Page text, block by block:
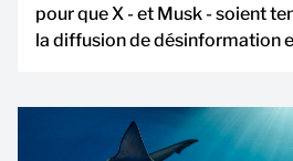
pour que X - et Musk - soient
la diffusion de désinformation